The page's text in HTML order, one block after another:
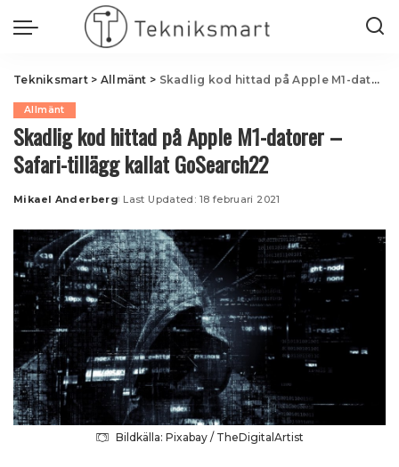
Tekniksmart> Allmänt > Skadlig kod hittad på Apple M1-datorer – Safari-tillägg kallat GoSearch22
Allmänt
Skadlig kod hittad på Apple M1-datorer –
Safari-tillägg kallat GoSearch22
Posted
Mikael Anderberg Last Updated: 18 februari 2021
Bildkälla: Pixabay / TheDigitalArtist